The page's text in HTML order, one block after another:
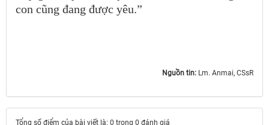
con cũng đang được yêu.”
Nguồn tin: Lm. Anmai, CSsR
Tổng số điểm của bài viết là: 0 trong 0 đánh giá